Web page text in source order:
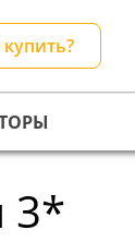
купить?
3*